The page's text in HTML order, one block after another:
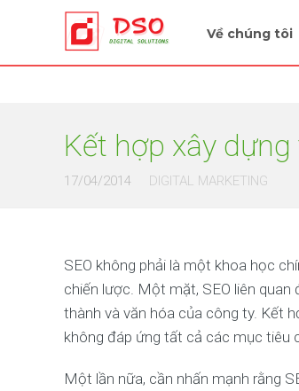
Tiếp sức cùng doanh nghiệp
Về chúng tôi
Kết hợp xây
17/04/2014 DIGITAL MARKETING
SEO không phải là một khoa học
chiến lược. Một mặt, SEO liên
thành và văn hóa của công ty. Kết
không đáp ứng tất cả các mục tiêu
Một lần nữa, cần nhấn mạnh rằng